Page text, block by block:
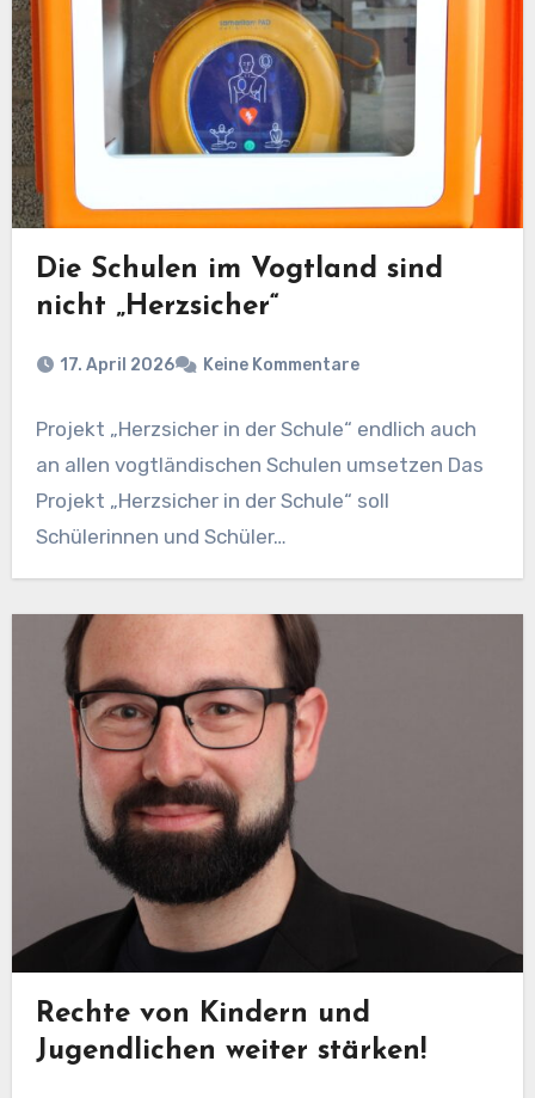
Die Schulen im Vogtland sind
nicht „Herzsicher“
17. April 2026 Keine Kommentare
Projekt „Herzsicher in der Schule“ endlich auch
an allen vogtländischen Schulen umsetzen Das
Projekt „Herzsicher in der Schule“ soll
Schülerinnen und Schüler…
Rechte von Kindern und
Jugendlichen weiter stärken!